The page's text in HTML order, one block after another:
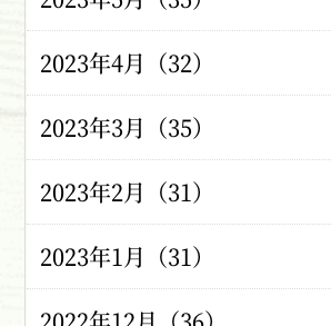
2023年4月（32）
2023年3月（35）
2023年2月（31）
2023年1月（31）